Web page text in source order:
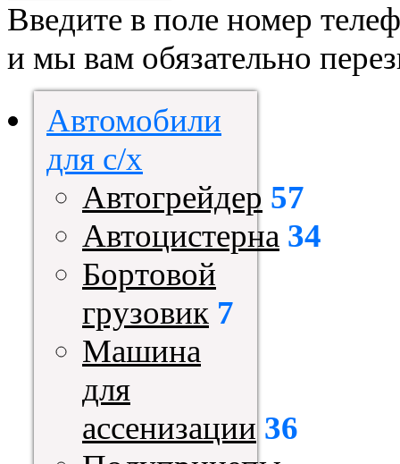
Введите в поле номер
и мы вам обязательно
Автомобили
для с/х
Автогрейдер 57
Автоцистерна 34
Бортовой
грузовик 7
Машина
для
ассенизации 36